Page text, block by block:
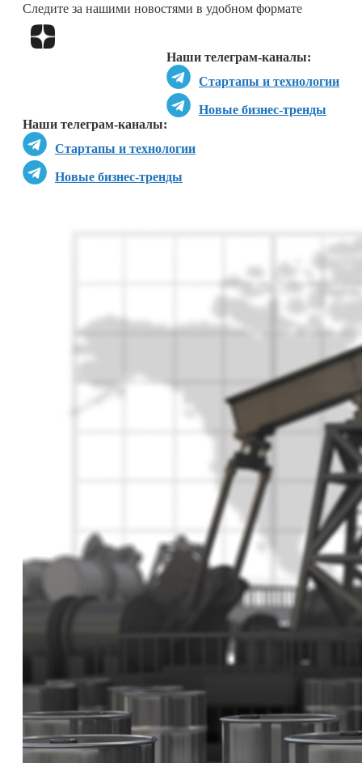
Следите за нашими новостями в удобном формате
Наши телеграм-каналы:
Стартапы и технологии
Новые бизнес-тренды
Наши телеграм-каналы:
Стартапы и технологии
Новые бизнес-тренды